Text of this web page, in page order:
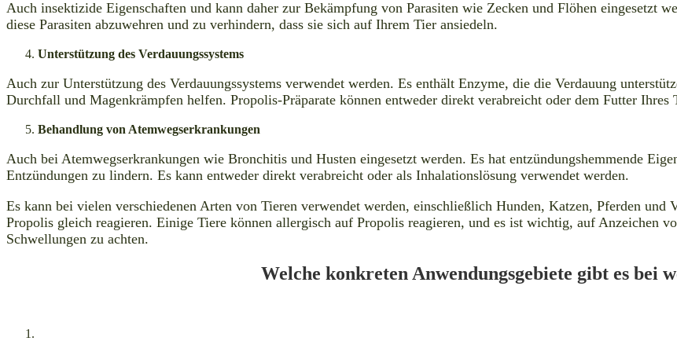
Auch insektizide Eigenschaften und kann daher zur Bekämpfung von Parasiten wie Zecken und Flöhen eingesetzt
diese Parasiten abzuwehren und zu verhindern, dass sie sich auf Ihrem Tier ansiedeln.
Unterstützung des Verdauungssystems
Auch zur Unterstützung des Verdauungssystems verwendet werden. Es enthält Enzyme, die die Verdauung
Durchfall und Magenkrämpfen helfen. Propolis-Präparate können entweder direkt verabreicht oder dem Futter Ihres
Behandlung von Atemwegserkrankungen
Auch bei Atemwegserkrankungen wie Bronchitis und Husten eingesetzt werden. Es hat entzündungshemmende
Entzündungen zu lindern. Es kann entweder direkt verabreicht oder als Inhalationslösung verwendet werden.
Es kann bei vielen verschiedenen Arten von Tieren verwendet werden, einschließlich Hunden, Katzen, Pferden
Propolis gleich reagieren. Einige Tiere können allergisch auf Propolis reagieren, und es ist wichtig, auf Anzeichen
Schwellungen zu achten.
Welche konkreten Anwendungsgebiete gibt es bei